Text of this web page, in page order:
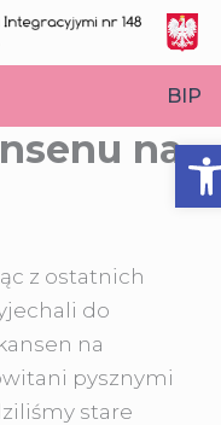
BIP
na
z ostatnich
do
na
pysznymi
stare